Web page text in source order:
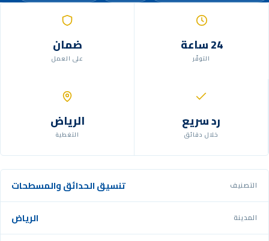
24 ساعة
التوفّر
ضمان
على العمل
رد سريع
خلال دقائق
الرياض
التغطية
التصنيف تنسيق الحدائق والمسطحات
المدينة الرياض